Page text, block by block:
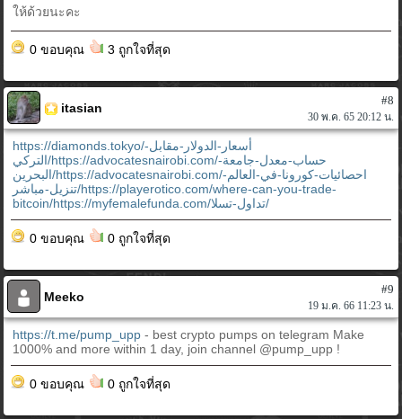
ให้ด้วยนะคะ
0 ขอบคุณ 3 ถูกใจที่สุด
itasian
#8
30 พ.ค. 65 20:12 น.
https://diamonds.tokyo/أسعار-الدولار-مقابل-
التركي/https://advocatesnairobi.com/حساب-معدل-جامعة-
البحرين/https://advocatesnairobi.com/احصائيات-كورونا-في-العالم-
تنزيل-مباشر/https://playerotico.com/where-can-you-trade-
bitcoin/https://myfemalefunda.com/تداول-تسلا/
0 ขอบคุณ 0 ถูกใจที่สุด
Meeko
#9
19 ม.ค. 66 11:23 น.
https://t.me/pump_upp - best crypto pumps on telegram Make
1000% and more within 1 day, join channel @pump_upp !
0 ขอบคุณ 0 ถูกใจที่สุด